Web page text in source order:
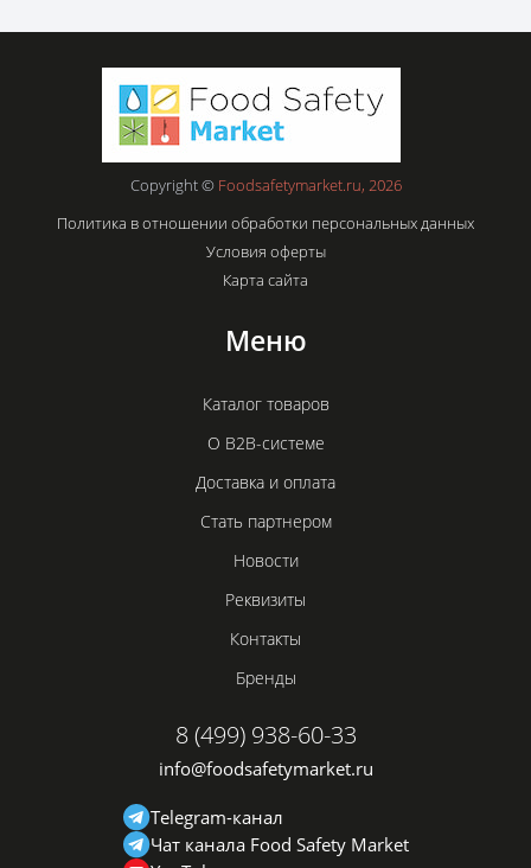
Copyright © Foodsafetymarket.ru, 2026
Политика в отношении обработки персональных данных
Условия оферты
Карта сайта
Меню
Каталог товаров
О B2B-системе
Доставка и оплата
Стать партнером
Новости
Реквизиты
Контакты
Бренды
8 (499) 938-60-33
info@foodsafetymarket.ru
Telegram-канал
Чат канала Food Safety Market